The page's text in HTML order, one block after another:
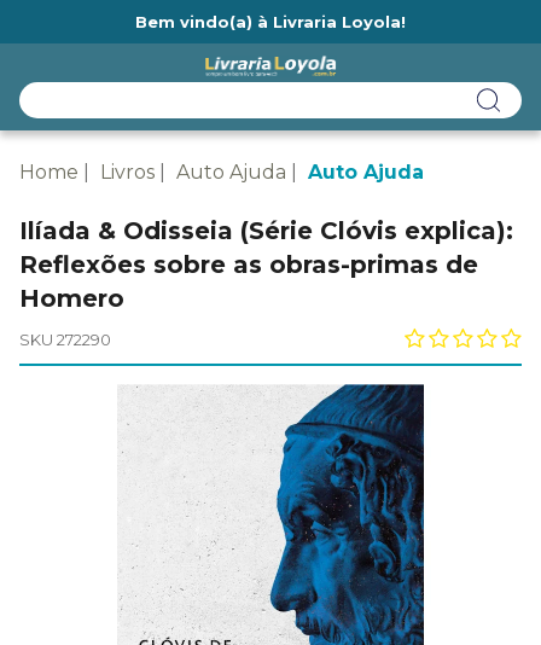
Bem vindo(a) à Livraria Loyola!
Home Livros Auto Ajuda Auto Ajuda
Ilíada & Odisseia (Série Clóvis explica):
Reflexões sobre as obras-primas de
Homero
SKU 272290